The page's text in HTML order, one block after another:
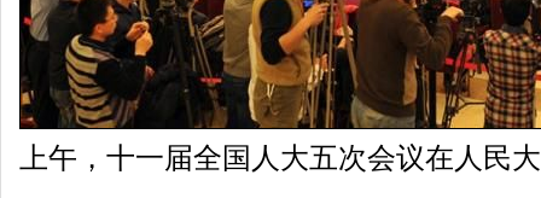
上午，十一届全国人大五次会议在人民